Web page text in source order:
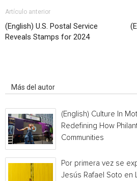
Artículo anterior
(English) U.S. Postal Service
Reveals Stamps for 2024
Más del autor
(English) Culture In
Redefining How
Communities
Por primera vez se
Jesús Rafael Soto en